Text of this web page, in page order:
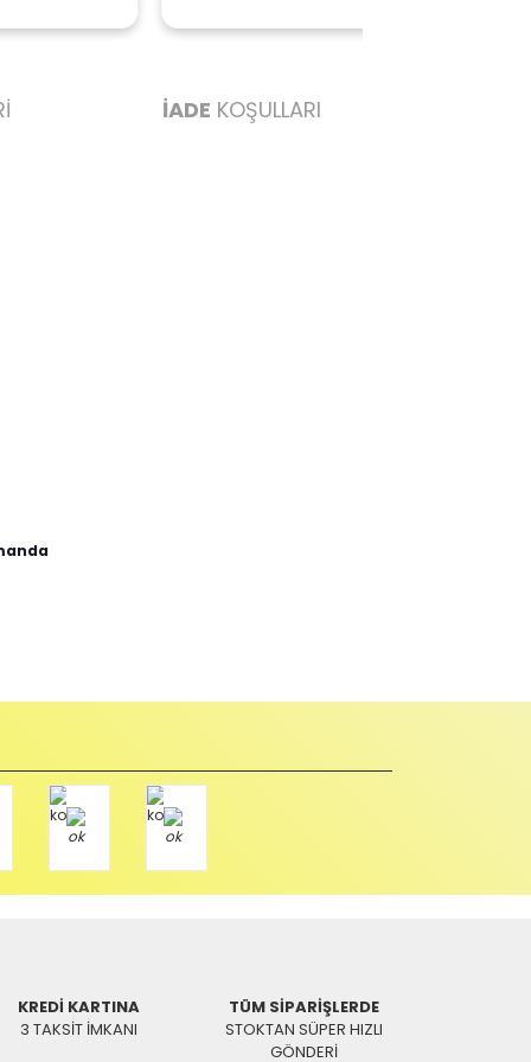
İADE KOŞULLARI
KREDİ KARTINA
3 TAKSİT İMKANI
TÜM SİPARİŞLERDE
STOKTAN SÜPER HIZLI
GÖNDERİ